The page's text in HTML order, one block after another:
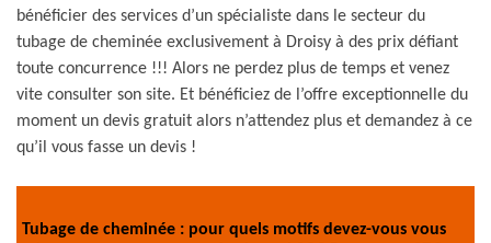
bénéficier des services d’un spécialiste dans le secteur du
tubage de cheminée exclusivement à Droisy à des prix défiant
toute concurrence !!! Alors ne perdez plus de temps et venez
vite consulter son site. Et bénéficiez de l’offre exceptionnelle du
moment un devis gratuit alors n’attendez plus et demandez à ce
qu’il vous fasse un devis !
Tubage de cheminée : pour quels motifs devez-vous vous